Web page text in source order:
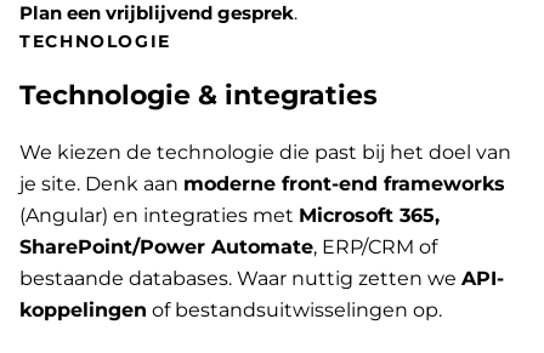
Plan een vrijblijvend gesprek.
TECHNOLOGIE
Technologie & integraties
We kiezen de technologie die past bij het doel van
je site. Denk aan moderne front-end frameworks
(Angular) en integraties met Microsoft 365,
SharePoint/Power Automate, ERP/CRM of
bestaande databases. Waar nuttig zetten we API-
koppelingen of bestandsuitwisselingen op.